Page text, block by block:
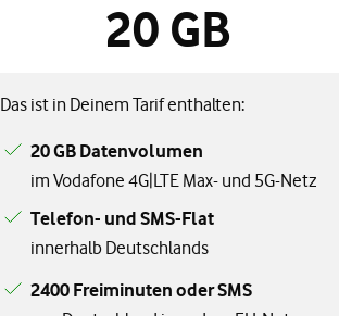
20 GB
Das ist in Deinem Tarif enthalten:
20 GB Datenvolumen
im Vodafone 4G|LTE Max- und 5G-Netz
Telefon- und SMS-Flat
innerhalb Deutschlands
2400 Freiminuten oder SMS